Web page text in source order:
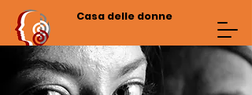
Casa delle donne